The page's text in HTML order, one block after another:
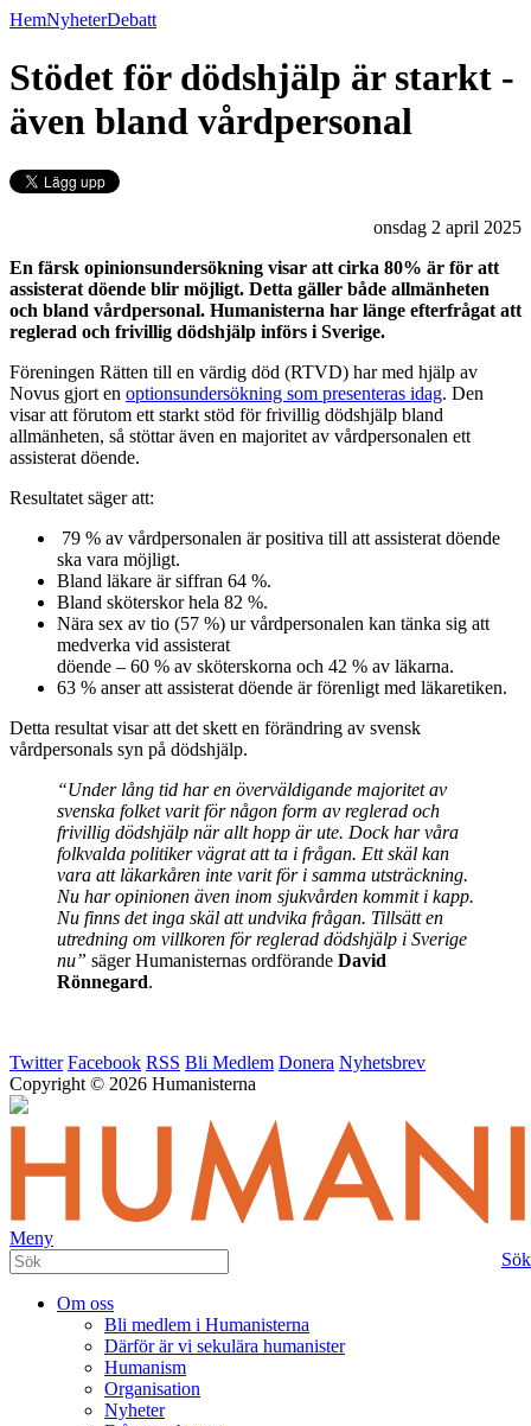
HemNyheterDebatt
Stödet för dödshjälp är starkt -
även bland vårdpersonal
onsdag 2 april 2025
En färsk opinionsundersökning visar att cirka 80% är för att
assisterat döende blir möjligt. Detta gäller både allmänheten
och bland vårdpersonal. Humanisterna har länge efterfrågat att
reglerad och frivillig dödshjälp införs i Sverige.
Föreningen Rätten till en värdig död (RTVD) har med hjälp av
Novus gjort en optionsundersökning som presenteras idag. Den
visar att förutom ett starkt stöd för frivillig dödshjälp bland
allmänheten, så stöttar även en majoritet av vårdpersonalen ett
assisterat döende.
Resultatet säger att:
79 % av vårdpersonalen är positiva till att assisterat döende
ska vara möjligt.
Bland läkare är siffran 64 %.
Bland sköterskor hela 82 %.
Nära sex av tio (57 %) ur vårdpersonalen kan tänka sig att
medverka vid assisterat
döende – 60 % av sköterskorna och 42 % av läkarna.
63 % anser att assisterat döende är förenligt med läkaretiken.
Detta resultat visar att det skett en förändring av svensk
vårdpersonals syn på dödshjälp.
“Under lång tid har en överväldigande majoritet av
svenska folket varit för någon form av reglerad och
frivillig dödshjälp när allt hopp är ute. Dock har våra
folkvalda politiker vägrat att ta i frågan. Ett skäl kan
vara att läkarkåren inte varit för i samma utsträckning.
Nu har opinionen även inom sjukvården kommit i kapp.
Nu finns det inga skäl att undvika frågan. Tillsätt en
utredning om villkoren för reglerad dödshjälp i Sverige
nu” säger Humanisternas ordförande David
Rönnegard.
Twitter Facebook RSS Bli Medlem Donera Nyhetsbrev
Copyright © 2026 Humanisterna
Meny
Sök
Om oss
Bli medlem i Humanisterna
Därför är vi sekulära humanister
Humanism
Organisation
Nyheter